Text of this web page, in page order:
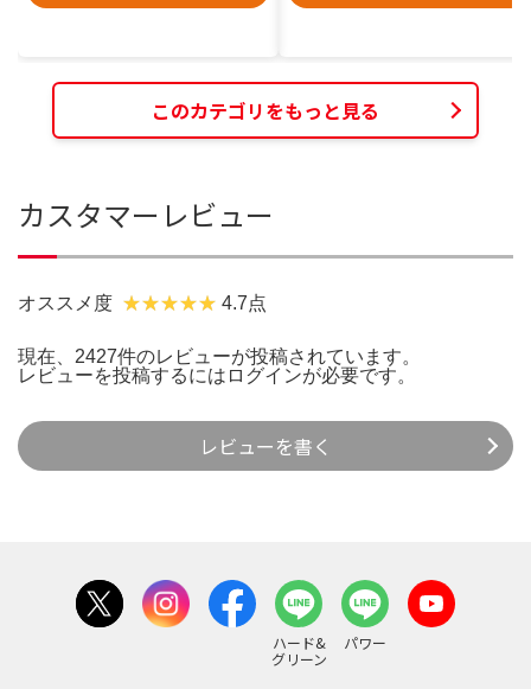
このカテゴリをもっと見る
カスタマーレビュー
オススメ度 4.7点
現在、2427件のレビューが投稿されています。
レビューを投稿するには ログインが必要です。
レビューを書く
ハード&
グリーン
パワー